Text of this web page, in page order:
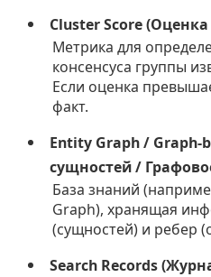
Cluster Score
Метрика для
консенсуса группы
Если оценка
факт.
Entity Graph / Graph-
сущностей /
База знаний
Graph), хранящая
(сущностей) и ребер
Search Records